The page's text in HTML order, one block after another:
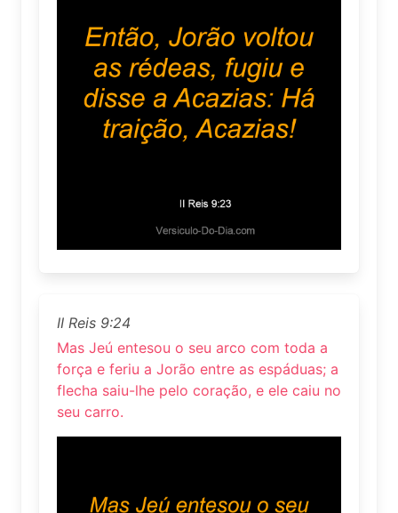
II Reis 9:24
Mas Jeú entesou o seu arco com toda a
força e feriu a Jorão entre as espáduas; a
flecha saiu-lhe pelo coração, e ele caiu no
seu carro.